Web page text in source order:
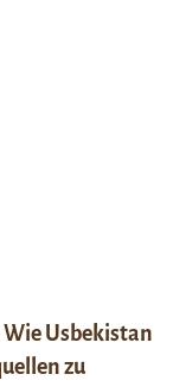
Usbekistan
zu